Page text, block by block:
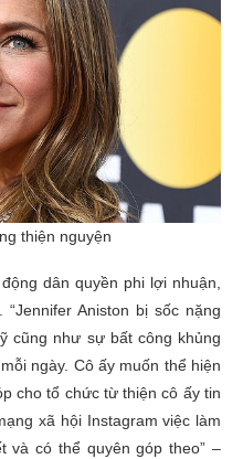
thiện nguyện
dân quyền phi lợi nhuận,
Aniston bị sốc nặng
cũng như sự bất công khủng
ngày. Cô ấy muốn thể hiện
cho tổ chức từ thiện cô ấy tin
xã hội Instagram việc làm
và có thể quyên góp theo” –